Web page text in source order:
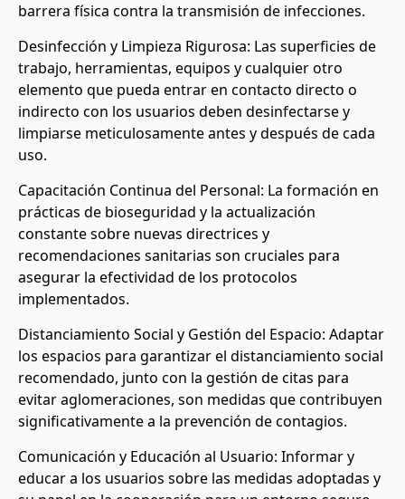
barrera física contra la transmisión de infecciones.
Desinfección y Limpieza Rigurosa: Las superficies de
trabajo, herramientas, equipos y cualquier otro
elemento que pueda entrar en contacto directo o
indirecto con los usuarios deben desinfectarse y
limpiarse meticulosamente antes y después de cada
uso.
Capacitación Continua del Personal: La formación en
prácticas de bioseguridad y la actualización
constante sobre nuevas directrices y
recomendaciones sanitarias son cruciales para
asegurar la efectividad de los protocolos
implementados.
Distanciamiento Social y Gestión del Espacio: Adaptar
los espacios para garantizar el distanciamiento social
recomendado, junto con la gestión de citas para
evitar aglomeraciones, son medidas que contribuyen
significativamente a la prevención de contagios.
Comunicación y Educación al Usuario: Informar y
educar a los usuarios sobre las medidas adoptadas y